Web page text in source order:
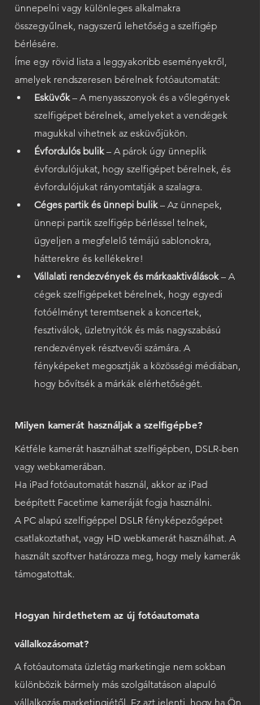
ünnepelni vagy különleges alkalmakra
összegyűlnek, nagyszerű lehetőség a szelfigép
bérlésére.
Íme egy rövid lista a leggyakoribb eseményekről,
amelyek rendszeresen bérelnek fotóautomatát:
Esküvők – A menyasszonyok és a vőlegények
szelfigépet bérelnek, amelyeket a vendégek
magukkal vihetnek az esküvőjükön.
Évfordulós bulik – A párok úgy ünneplik
évfordulójukat, hogy szelfigépet bérelnek, és
évfordulójukat rányomtatják a szalagra.
Céges partik és ünnepi bulik – Az ünnepek,
ünnepi partik szelfigép bérléssel telnek,
ügyeljen a megfelelő témájú sablonokra,
hátterekre és kellékekre!
Vállalati rendezvények és márkaaktiválások – A
cégek szelfigépeket bérelnek, hogy egyedi
fotóélményt teremtsenek a koncertek,
fesztiválok, üzletnyitók és más nagyszabású
rendezvények résztvevői számára. A
fényképeket megosztják a közösségi médiában,
hogy bővítsék a márkák elérhetőségét.
Milyen kamerát használjak a szelfigépbe?
Kétféle kamerát használhat szelfigépben, DSLR-ben
vagy webkamerában.
Ha iPad fotóautomatát használ, akkor az iPad
beépített Facetime kameráját fogja használni.
A PC alapú szelfigéppel DSLR fényképezőgépet
csatlakoztathat, vagy HD webkamerát használhat. A
használt szoftver határozza meg, hogy mely kamerák
támogatottak.
Hogyan hirdethetem az új fotóautomata
vállalkozásomat?
A fotóautomata üzletág marketingje nem sokban
különbözik bármely más szolgáltatáson alapuló
vállalkozás marketingjétől. Ez azt jelenti, hogy ha Ön